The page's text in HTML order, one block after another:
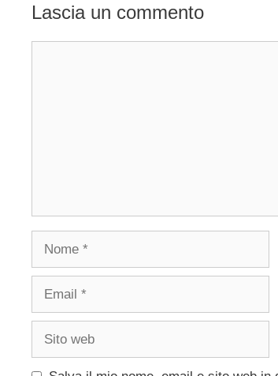
Lascia un commento